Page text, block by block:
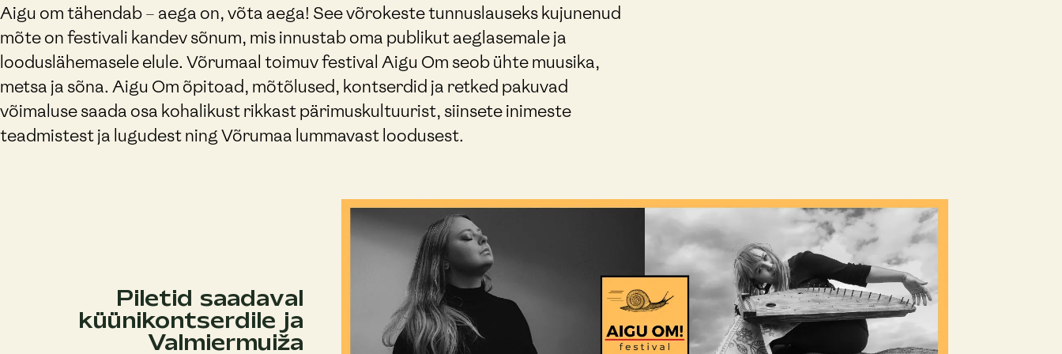
Aigu om tähendab – aega on, võta aega! See võrokeste tunnuslauseks kujunenud
mõte on festivali kandev sõnum, mis innustab oma publikut aeglasemale ja
looduslähemasele elule. Võrumaal toimuv festival Aigu Om seob ühte muusika,
metsa ja sõna. Aigu Om õpitoad, mõtõlused, kontserdid ja retked pakuvad
võimaluse saada osa kohalikust rikkast pärimuskultuurist, siinsete inimeste
teadmistest ja lugudest ning Võrumaa lummavast loodusest.
Piletid saadaval
küünikontserdile ja
Valmiermuiža